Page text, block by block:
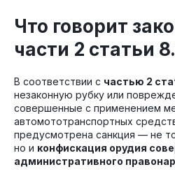
Что говорит
части 2 статьи
В соответствии с частью 2
незаконную рубку или
совершенные с применением
автомототранспортных
предусмотрена санкция — не
но и конфискация орудия
административного